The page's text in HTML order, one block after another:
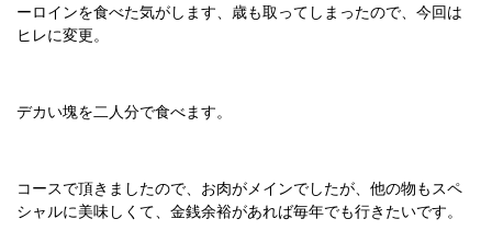
ーロインを食べた気がします、歳も取ってしまったので、今回は
ヒレに変更。
デカい塊を二人分で食べます。
コースで頂きましたので、お肉がメインでしたが、他の物もスペ
シャルに美味しくて、金銭余裕があれば毎年でも行きたいです。